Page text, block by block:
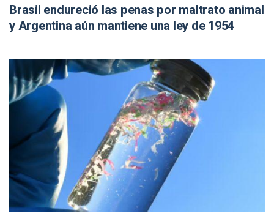
Brasil endureció las penas por maltrato animal
y Argentina aún mantiene una ley de 1954